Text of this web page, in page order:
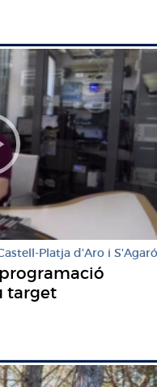
Platja d'Aro i S'Agaró
target